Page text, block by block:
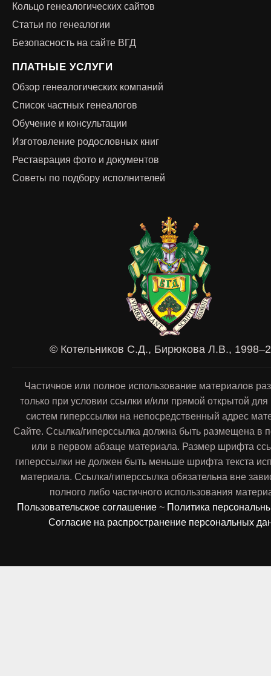
Кольцо генеалогических сайтов
Статьи по генеалогии
Безопасность на сайте ВГД
ПЛАТНЫЕ УСЛУГИ
Обзор генеалогических компаний
Список частных генеалогов
Обучение и консультации
Изготовление родословных книг
Реставрация фото и документов
Советы по подбору исполнителей
© Котельников С.Д., Бирюкова Л.В.,
Частичное или полное использование материалов
только при условии ссылки и/или прямой открытой
систем гиперссылки на непосредственный адрес
Сайте. Ссылка/гиперссылка должна быть размещена в
или в первом абзаце материала. Размер шрифта
гиперссылки не должен быть меньше шрифта текста
материала. Ссылка/гиперссылка обязательна вне
полного либо частичного использования
Пользовательское соглашение ~ Политика
Согласие на распространение персональных